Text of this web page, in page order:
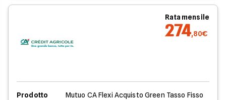
Rata mensile
274,80€
Prodotto
Mutuo CA Flexi Acquisto Green Tasso Fisso